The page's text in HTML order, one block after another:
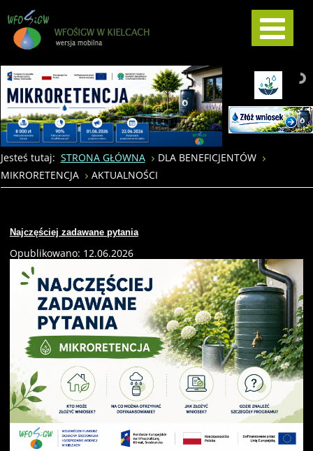
Jesteś tutaj: STRONA GŁÓWNA
DLA BENEFICJENTÓW
MIKRORETENCJA
AKTUALNOŚCI
Najczęściej zadawane pytania
Opublikowano: 12.06.2026